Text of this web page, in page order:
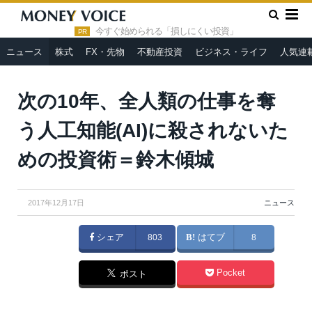
PR 今すぐ始められる「損しにくい投資」
ニュース 株式 FX・先物 不動産投資 ビジネス・ライフ 人気連
HOME » ニュース »
次の10年、全人類の仕事を奪う人工知能
(AI)に殺されないための投資術＝鈴木傾城
次の10年、全人類の仕事を奪
う人工知能(AI)に殺されないた
めの投資術＝鈴木傾城
2017年12月17日 ニュース
シェア 803 はてブ 8
ポスト Pocket